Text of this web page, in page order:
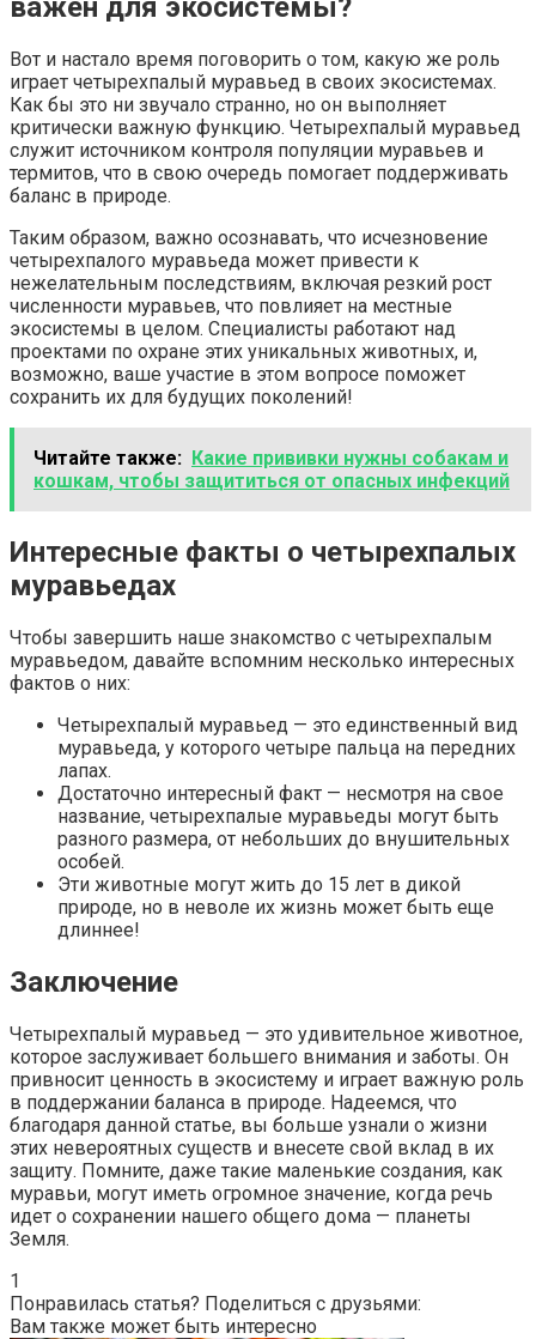
важен для экосистемы?
Вот и настало время поговорить о том, какую же роль
играет четырехпалый муравьед в своих экосистемах.
Как бы это ни звучало странно, но он выполняет
критически важную функцию. Четырехпалый муравьед
служит источником контроля популяции муравьев и
термитов, что в свою очередь помогает поддерживать
баланс в природе.
Таким образом, важно осознавать, что исчезновение
четырехпалого муравьеда может привести к
нежелательным последствиям, включая резкий рост
численности муравьев, что повлияет на местные
экосистемы в целом. Специалисты работают над
проектами по охране этих уникальных животных, и,
возможно, ваше участие в этом вопросе поможет
сохранить их для будущих поколений!
Читайте также: Какие прививки нужны собакам и
кошкам, чтобы защититься от опасных инфекций
Интересные факты о четырехпалых
муравьедах
Чтобы завершить наше знакомство с четырехпалым
муравьедом, давайте вспомним несколько интересных
фактов о них:
Четырехпалый муравьед — это единственный вид
муравьеда, у которого четыре пальца на передних
лапах.
Достаточно интересный факт — несмотря на свое
название, четырехпалые муравьеды могут быть
разного размера, от небольших до внушительных
особей.
Эти животные могут жить до 15 лет в дикой
природе, но в неволе их жизнь может быть еще
длиннее!
Заключение
Четырехпалый муравьед — это удивительное животное,
которое заслуживает большего внимания и заботы. Он
привносит ценность в экосистему и играет важную роль
в поддержании баланса в природе. Надеемся, что
благодаря данной статье, вы больше узнали о жизни
этих невероятных существ и внесете свой вклад в их
защиту. Помните, даже такие маленькие создания, как
муравьи, могут иметь огромное значение, когда речь
идет о сохранении нашего общего дома — планеты
Земля.
1
Понравилась статья? Поделиться с друзьями:
Вам также может быть интересно